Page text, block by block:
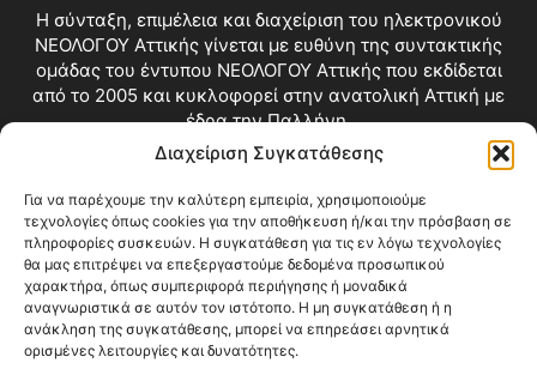
Διαχείριση Συγκατάθεσης
Για να παρέχουμε την καλύτερη εμπειρία, χρησιμοποιούμε
τεχνολογίες όπως cookies για την αποθήκευση ή/και την πρόσβαση σε
πληροφορίες συσκευών. Η συγκατάθεση για τις εν λόγω τεχνολογίες
θα μας επιτρέψει να επεξεργαστούμε δεδομένα προσωπικού
χαρακτήρα, όπως συμπεριφορά περιήγησης ή μοναδικά
αναγνωριστικά σε αυτόν τον ιστότοπο. Η μη συγκατάθεση ή η
ανάκληση της συγκατάθεσης, μπορεί να επηρεάσει αρνητικά
ορισμένες λειτουργίες και δυνατότητες.
Η σύνταξη, επιμέλεια και διαχείριση του ηλεκτρονικού
ΝΕΟΛΟΓΟΥ Αττικής γίνεται με ευθύνη της συντακτικής
ομάδας του έντυπου ΝΕΟΛΟΓΟΥ Αττικής που εκδίδεται
από το 2005 και κυκλοφορεί στην ανατολική Αττική με
έδρα την Παλλήνη.
Επικοινωνία:info@neologosattikis.gr
ΑΚΟΛΟΥΘΗΣΕ ΜΑΣ